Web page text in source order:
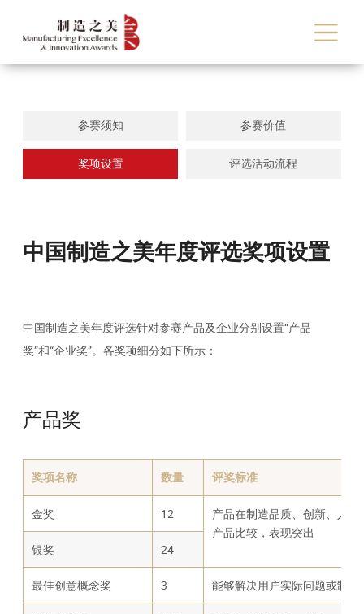
参赛须知 参赛价值
奖项设置 评选活动流程
中国制造之美年度评选奖项设置
中国制造之美年度评选针对参赛产品及企业分别设置“产品
奖”和“企业奖”。各奖项细分如下所示：
产品奖
奖项名称 数量 评奖标准
金奖 12
产品在制造品质、创新、人
产品比较，表现突出
银奖
24
最佳创意概念奖 3 能够解决用户实际问题或制